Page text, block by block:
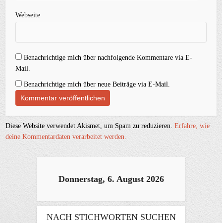
Webseite
Benachrichtige mich über nachfolgende Kommentare via E-
Mail.
Benachrichtige mich über neue Beiträge via E-Mail.
Diese Website verwendet Akismet, um Spam zu reduzieren.Erfahre, wie
deine Kommentardaten verarbeitet werden.
Donnerstag, 6. August 2026
NACH STICHWORTEN SUCHEN